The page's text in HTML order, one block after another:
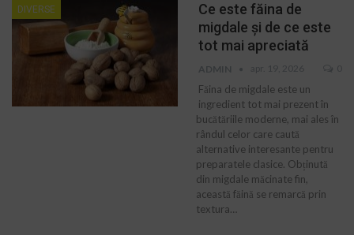
DIVERSE
Ce este făina de
migdale și de ce este
tot mai apreciată
ADMIN apr. 19, 2026 0
Făina de migdale este un
ingredient tot mai prezent în
bucătăriile moderne, mai ales în
rândul celor care caută
alternative interesante pentru
preparatele clasice. Obținută
din migdale măcinate fin,
această făină se remarcă prin
textura…